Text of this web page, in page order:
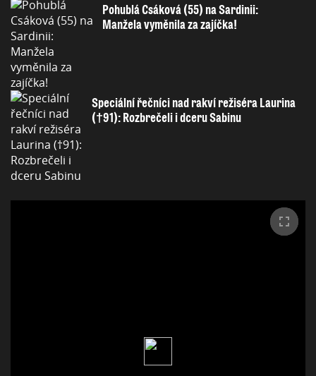
Pohublá Csáková (55) na Sardinii:
Manžela vyměnila za zajíčka!
Speciální řečníci nad rakví režiséra Laurina
(†91): Rozbrečeli i dceru Sabinu